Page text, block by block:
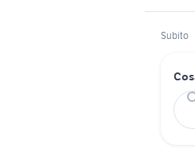
Subito